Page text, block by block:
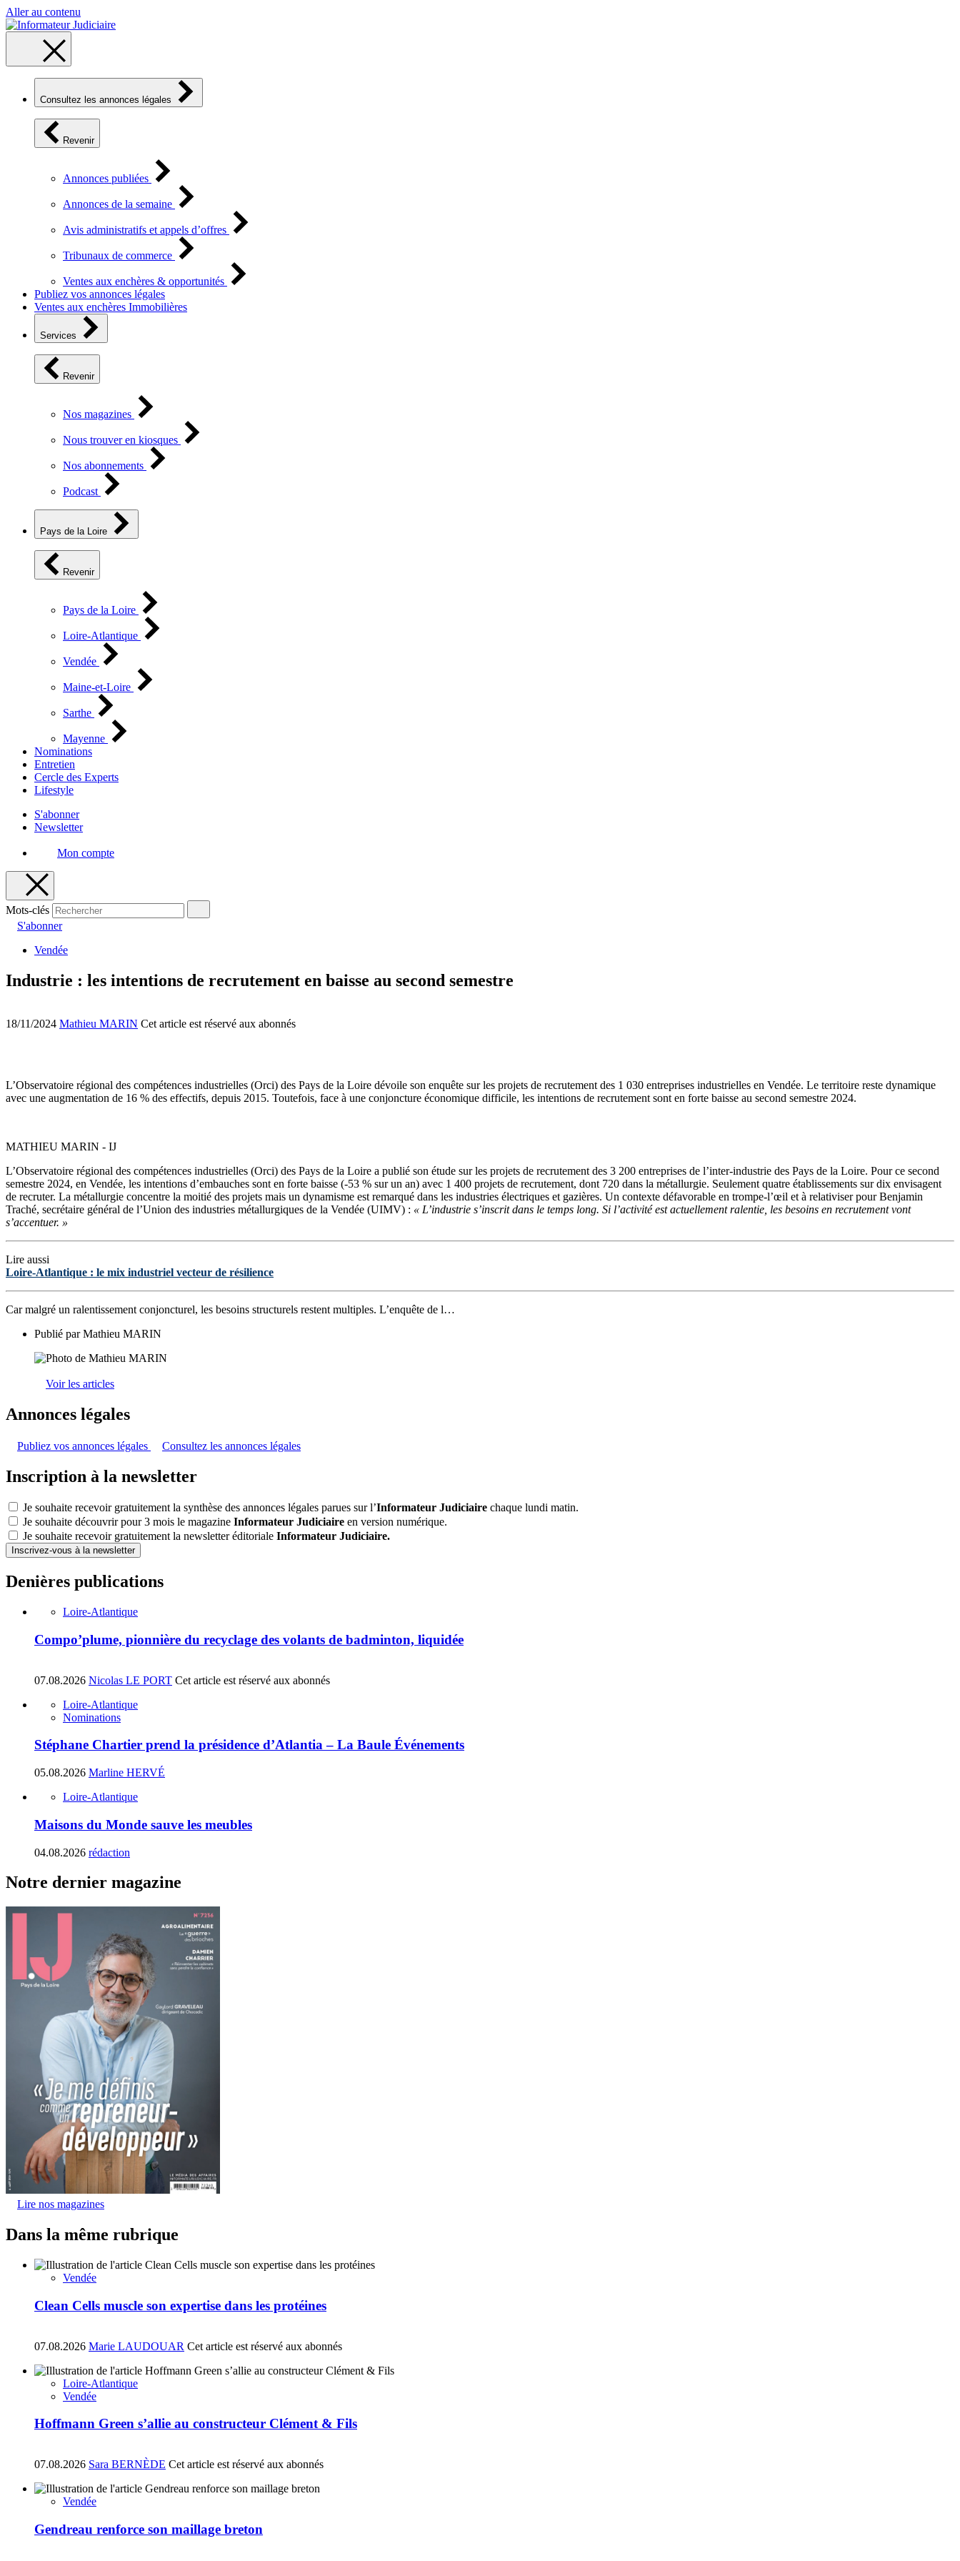
Aller au contenu
Consultez les annonces légales
Revenir
Annonces publiées
Annonces de la semaine
Avis administratifs et appels d’offres
Tribunaux de commerce
Ventes aux enchères & opportunités
Publiez vos annonces légales
Ventes aux enchères Immobilières
Services
Revenir
Nos magazines
Nous trouver en kiosques
Nos abonnements
Podcast
Pays de la Loire
Revenir
Pays de la Loire
Loire-Atlantique
Vendée
Maine-et-Loire
Sarthe
Mayenne
Nominations
Entretien
Cercle des Experts
Lifestyle
S'abonner
Newsletter
Mon compte
Mots-clés
S'abonner
Vendée
Industrie : les intentions de recrutement en baisse au second semestre
18/11/2024 Mathieu MARIN Cet article est réservé aux abonnés
L’Observatoire régional des compétences industrielles (Orci) des Pays de la Loire dévoile son enquête sur les projets de recrutement des 1 030 entreprises industrielles en Vendée. Le territoire reste dynamique
avec une augmentation de 16 % des effectifs, depuis 2015. Toutefois, face à une conjoncture économique difficile, les intentions de recrutement sont en forte baisse au second semestre 2024.
MATHIEU MARIN - IJ
L’Observatoire régional des compétences industrielles (Orci) des Pays de la Loire a publié son étude sur les projets de recrutement des 3 200 entreprises de l’inter-industrie des Pays de la Loire. Pour ce second
semestre 2024, en Vendée, les intentions d’embauches sont en forte baisse (-53 % sur un an) avec 1 400 projets de recrutement, dont 720 dans la métallurgie. Seulement quatre établissements sur dix envisagent
de recruter. La métallurgie concentre la moitié des projets mais un dynamisme est remarqué dans les industries électriques et gazières. Un contexte défavorable en trompe-l’œil et à relativiser pour Benjamin
Traché, secrétaire général de l’Union des industries métallurgiques de la Vendée (UIMV) : « L’industrie s’inscrit dans le temps long. Si l’activité est actuellement ralentie, les besoins en recrutement vont
s’accentuer. »
Lire aussi
Loire-Atlantique : le mix industriel vecteur de résilience
Car malgré un ralentissement conjoncturel, les besoins structurels restent multiples. L’enquête de l…
Publié parMathieu MARIN
Voir les articles
Annonces légales
Publiez vos annonces légales Consultez les annonces légales
Inscription à la newsletter
Je souhaite recevoir gratuitement la synthèse des annonces légales parues sur l’Informateur Judiciaire chaque lundi matin.
Je souhaite découvrir pour 3 mois le magazine Informateur Judiciaire en version numérique.
Je souhaite recevoir gratuitement la newsletter éditoriale Informateur Judiciaire.
Inscrivez-vous à la newsletter
Denières publications
Loire-Atlantique
Compo’plume, pionnière du recyclage des volants de badminton, liquidée
07.08.2026 Nicolas LE PORT Cet article est réservé aux abonnés
Loire-Atlantique
Nominations
Stéphane Chartier prend la présidence d’Atlantia – La Baule Événements
05.08.2026 Marline HERVÉ
Loire-Atlantique
Maisons du Monde sauve les meubles
04.08.2026 rédaction
Notre dernier magazine
Lire nos magazines
Dans la même rubrique
Vendée
Clean Cells muscle son expertise dans les protéines
07.08.2026 Marie LAUDOUAR Cet article est réservé aux abonnés
Loire-Atlantique
Vendée
Hoffmann Green s’allie au constructeur Clément & Fils
07.08.2026 Sara BERNÈDE Cet article est réservé aux abonnés
Vendée
Gendreau renforce son maillage breton